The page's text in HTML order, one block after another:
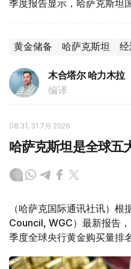
季度报告显示，哈萨克斯坦
黄金储备 哈萨克斯坦
木合塔尔 哈力木拉
编译
08:31, 31 7月 2026
哈萨克斯坦是全球五
（哈萨克国际通讯社讯）
Council, WGC）最新报告
季度全球央行黄金购买量排